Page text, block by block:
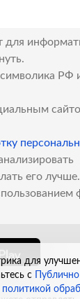
символика РФ
его
для
с
политикой